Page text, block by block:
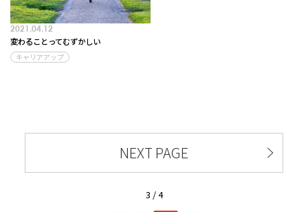
2021.04.12
変わることってむずかしい
キャリアアップ
NEXT PAGE
3 / 4